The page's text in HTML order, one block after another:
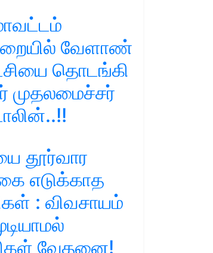
வேளாண்
தொடங்கி
முதலமைச்சர்
தூர்வார
எடுக்காத
: விவசாயம்
வேதனை!